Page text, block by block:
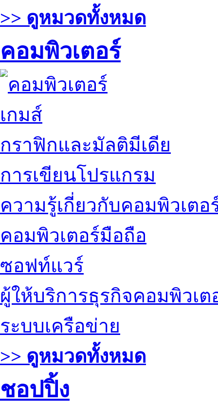
>> ดูหมวดทั้งหมด
คอมพิวเตอร์
เกมส์
กราฟิกและมัลติมีเดีย
การเขียนโปรแกรม
ความรู้เกี่ยวกับคอมพิวเตอ
คอมพิวเตอร์มือถือ
ซอฟท์แวร์
ผู้ให้บริการธุรกิจคอมพิวเต
ระบบเครือข่าย
>> ดูหมวดทั้งหมด
ชอปปิ้ง